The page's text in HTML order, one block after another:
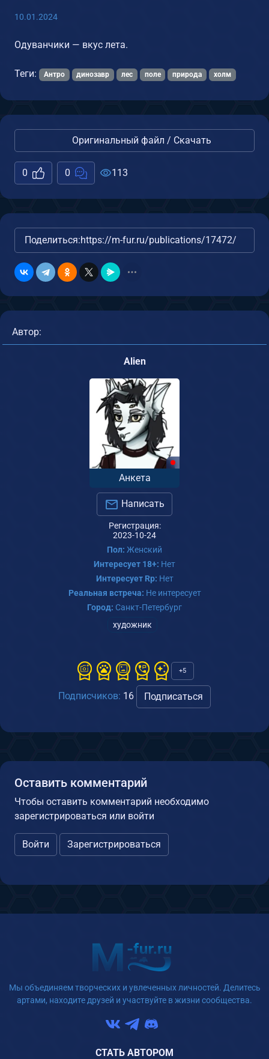
10.01.2024
Одуванчики — вкус лета.
Теги: Антро динозавр лес поле природа холм
Оригинальный файл / Скачать
0 0 113
Поделиться:https://m-fur.ru/publications/17472/
Автор:
Alien
Анкета
Написать
Регистрация:
2023-10-24
Пол: Женский
Интересует 18+: Нет
Интересует Rp: Нет
Реальная встреча: Не интересует
Город: Санкт-Петербург
художник
+5
Подписчиков: 16 Подписаться
Оставить комментарий
Чтобы оставить комментарий необходимо
зарегистрироваться или войти
Войти Зарегистрироваться
Мы объединяем творческих и увлеченных личностей. Делитесь
артами, находите друзей и участвуйте в жизни сообщества.
СТАТЬ АВТОРОМ